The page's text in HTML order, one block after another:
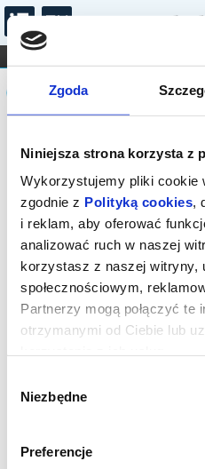
Zgoda
Niniejsza strona korzysta z
Wykorzystujemy pliki cookie
zgodnie z Polityką cookies,
i reklam, aby oferować
analizować ruch w naszej
korzystasz z naszej witryny,
społecznościowym,
Partnerzy mogą połączyć te
otrzymanymi od Ciebie lub
zgody
Niezbędne
Preferencje
FILHARMONIA OPERA I
DLA DZIECI
Komunikat
Seans wyprzedany.